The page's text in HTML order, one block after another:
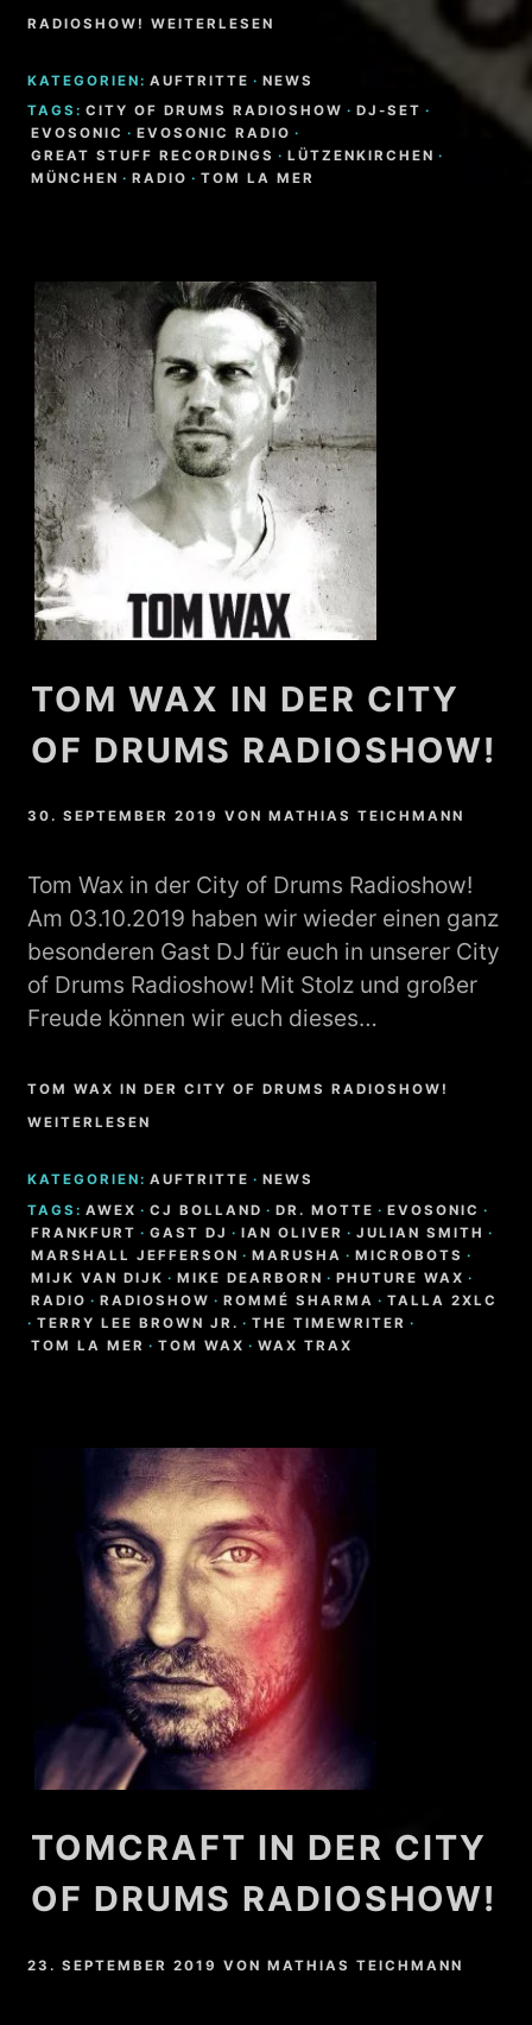
RADIOSHOW! WEITERLESEN
KATEGORIEN: AUFTRITTE · NEWS
TAGS: CITY OF DRUMS RADIOSHOW · DJ-SET ·
EVOSONIC · EVOSONIC RADIO ·
GREAT STUFF RECORDINGS · LÜTZENKIRCHEN ·
MÜNCHEN · RADIO · TOM LA MER
TOM WAX IN DER CITY
OF DRUMS RADIOSHOW!
30. SEPTEMBER 2019 VONMATHIAS TEICHMANN
Tom Wax in der City of Drums Radioshow!
Am 03.10.2019 haben wir wieder einen ganz
besonderen Gast DJ für euch in unserer City
of Drums Radioshow! Mit Stolz und großer
Freude können wir euch dieses…
TOM WAX IN DER CITY OF DRUMS RADIOSHOW!
WEITERLESEN
KATEGORIEN: AUFTRITTE · NEWS
TAGS: AWEX · CJ BOLLAND · DR. MOTTE · EVOSONIC ·
FRANKFURT · GAST DJ · IAN OLIVER · JULIAN SMITH ·
MARSHALL JEFFERSON · MARUSHA · MICROBOTS ·
MIJK VAN DIJK · MIKE DEARBORN · PHUTURE WAX ·
RADIO · RADIOSHOW · ROMMÉ SHARMA · TALLA 2XLC
· TERRY LEE BROWN JR. · THE TIMEWRITER ·
TOM LA MER · TOM WAX · WAX TRAX
TOMCRAFT IN DER CITY
OF DRUMS RADIOSHOW!
23. SEPTEMBER 2019 VONMATHIAS TEICHMANN